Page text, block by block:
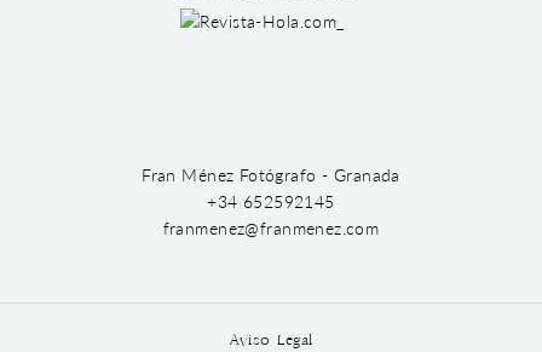
Fran Ménez Fotógrafo - Granada
+34 652592145
franmenez@franmenez.com
Aviso Legal